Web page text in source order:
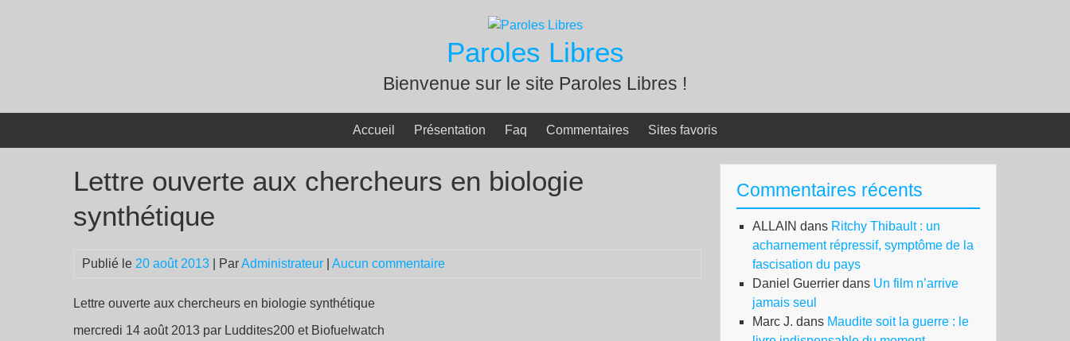
Paroles Libres
Bienvenue sur le site Paroles Libres !
Accueil Présentation Faq Commentaires Sites favoris
Lettre ouverte aux chercheurs en biologie
synthétique
Publié le 20 août 2013 | ParAdministrateur Aucun commentaire
Lettre ouverte aux chercheurs en biologie synthétique
mercredi 14 août 2013 par Luddites200 et Biofuelwatch
Commentaires récents
ALLAIN dans Ritchy Thibault : un
acharnement répressif, symptôme de la
fascisation du pays
Daniel Guerrier dans Un film n’arrive
jamais seul
Marc J. dans Maudite soit la guerre : le